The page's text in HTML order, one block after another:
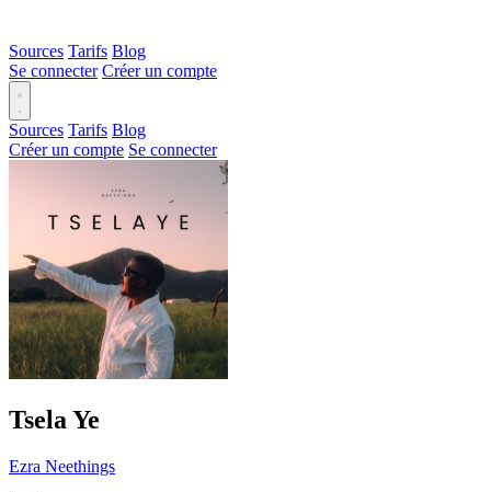
Sources Tarifs Blog
Se connecter Créer un compte
Sources Tarifs Blog
Créer un compte Se connecter
Tsela Ye
Ezra Neethings